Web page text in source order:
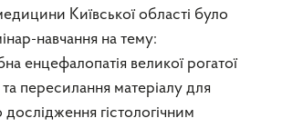
Київської області було
навчання на тему:
енцефалопатія великої рогатої
пересилання матеріалу для
гістологічним